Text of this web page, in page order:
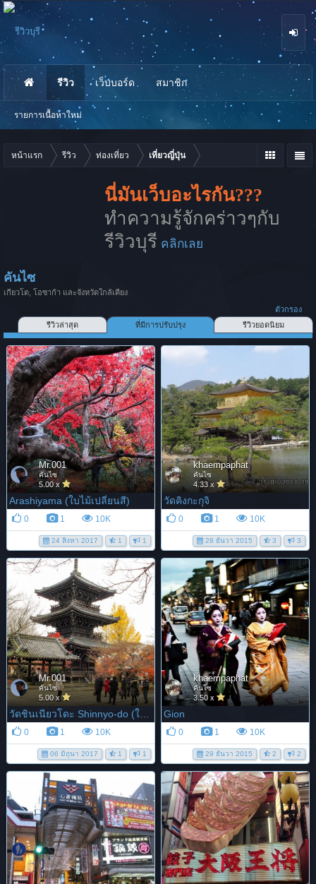
หน้าแรก รีวิว ท่องเที่ยว เที่ยวญี่ปุ่น
นี่มันเว็บอะไรกัน???
ทำความรู้จักคร่าวๆกับ
รีวิวบุรี คลิกเลย
คันไซ
เกียวโต, โอซาก้า และจังหวัดใกล้เคียง
ตัวกรอง
รีวิวล่าสุด
ที่มีการปรับปรุง รีวิวยอดนิยม
Mr.001
คันไซ
5.00 x
Arashiyama (ใบไม้เปลี่ยนสี)
0 1 10K
24 สิงหา 2017 1 1
khaempaphat
คันไซ
4.33 x
วัดคิงกะกุจิ
0 1 10K
28 ธันวา 2015 3 3
Mr.001
คันไซ
5.00 x
0 1 10K
06 มิถุนา 2017 1 1
khaempaphat
คันไซ
3.50 x
Gion
0 1 10K
29 ธันวา 2015 2 2
รีวิว
รายการเนื้อหาใหม่
เว็บบอร์ด สมาชิก
นห
า